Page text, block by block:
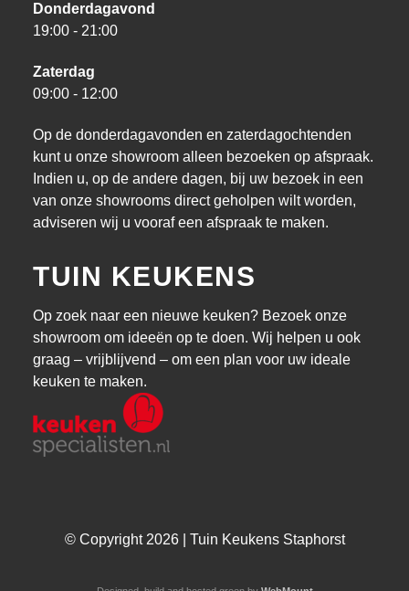
Donderdagavond
19:00 - 21:00
Zaterdag
09:00 - 12:00
Op de donderdagavonden en zaterdagochtenden
kunt u onze showroom alleen bezoeken op afspraak.
Indien u, op de andere dagen, bij uw bezoek in een
van onze showrooms direct geholpen wilt worden,
adviseren wij u vooraf een afspraak te maken.
TUIN KEUKENS
Op zoek naar een nieuwe keuken? Bezoek onze
showroom om ideeën op te doen. Wij helpen u ook
graag – vrijblijvend – om een plan voor uw ideale
keuken te maken.
© Copyright 2026 | Tuin Keukens Staphorst